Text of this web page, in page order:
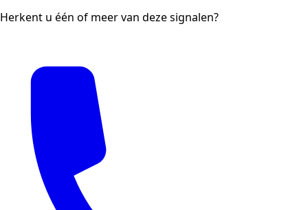
Herkent u één of meer van deze signalen?